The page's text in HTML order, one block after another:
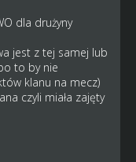
dla drużyny
jest z tej samej lub
to by nie
klanu na mecz)
czyli miała zajęty